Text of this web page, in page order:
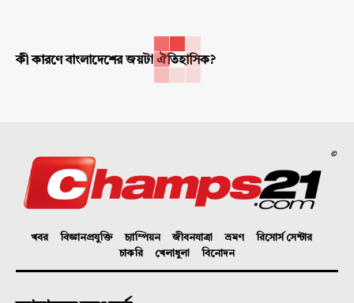
কী কারণে বাংলাদেশের জয়টা ঐতিহাসিক?
©
খবর বিজ্ঞানপ্রযুক্তি চ্যাম্পিয়ন জীবনযাত্রা ভ্রমণ
রিসোর্স সেন্টার
চাকরি
খেলাধুলা বিনোদন